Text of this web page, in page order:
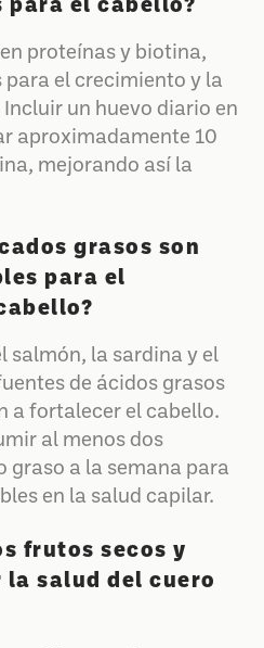
para el cabello?
proteínas y biotina,
el crecimiento y la
un huevo diario en
aproximadamente 10
mejorando así la
grasos son
para el
salmón, la sardina y el
de ácidos grasos
a fortalecer el cabello.
al menos dos
graso a la semana para
en la salud capilar.
frutos secos y
salud del cuero